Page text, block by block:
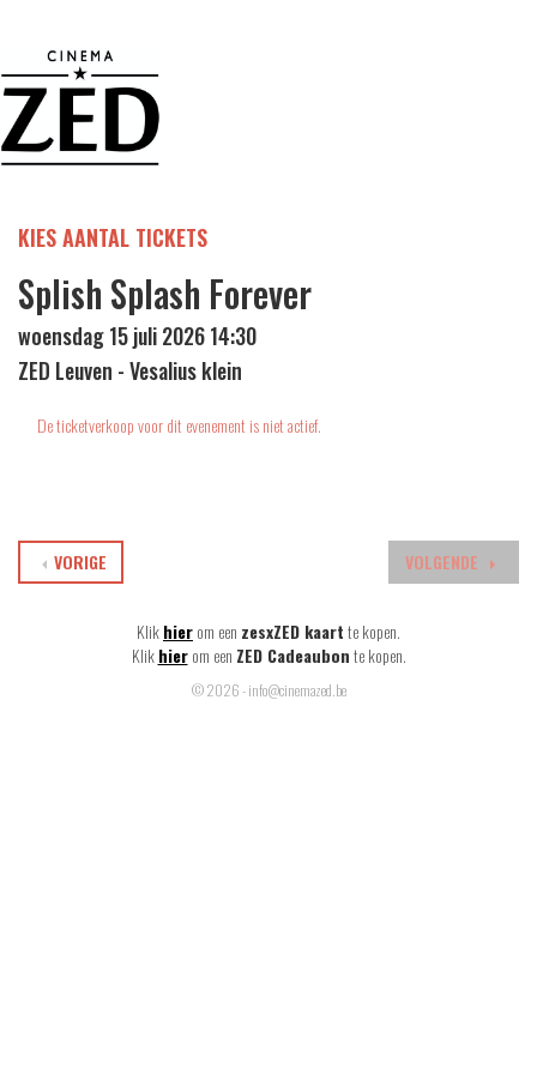
KIES AANTAL TICKETS
Splish Splash Forever
woensdag 15 juli 2026 14:30
ZED Leuven - Vesalius klein
De ticketverkoop voor dit evenement is niet actief.
VOLGENDE
VORIGE
Klikhierom een zesxZED kaartte kopen.
Klik hier om een ZED Cadeaubonte kopen.
© 2026 - info@cinemazed.be